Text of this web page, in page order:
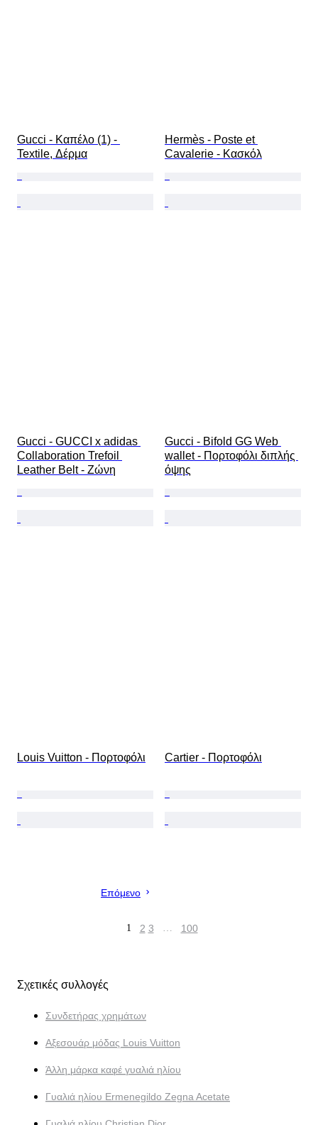
Gucci - Καπέλο (1) -
Textile, Δέρμα
Hermès - Poste et
Cavalerie - Κασκόλ
Gucci - GUCCI x adidas
Collaboration Trefoil
Leather Belt - Ζώνη
Gucci - Bifold GG Web
wallet - Πορτοφόλι διπλής
όψης
Louis Vuitton - Πορτοφόλι Cartier - Πορτοφόλι
Επόμενο
1 2 3 … 100
Σχετικές συλλογές
Συνδετήρας χρημάτων
Αξεσουάρ μόδας Louis Vuitton
Άλλη μάρκα καφέ γυαλιά ηλίου
Γυαλιά ηλίου Ermenegildo Zegna Acetate